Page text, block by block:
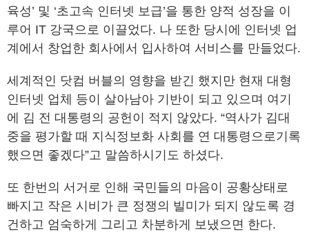
육성’ 및 ‘초고속 인터넷 보급’을 통한 양적 성장을 이
루어 IT 강국으로 이끌었다. 나 또한 당시에 인터넷 업
계에서 창업한 회사에서 입사하여 서비스를 만들었다.
세계적인 닷컴 버블의 영향을 받긴 했지만 현재 대형
인터넷 업체 등이 살아남아 기반이 되고 있으며 여기
에 김 전 대통령의 공헌이 적지 않았다. “역사가 김대
중을 평가할 때 지식정보화 사회를 연 대통령으로기록
했으면 좋겠다”고 말씀하시기도 하셨다.
또 한번의 서거로 인해 국민들의 마음이 공황상태로
빠지고 작은 시비가 큰 정쟁의 빌미가 되지 않도록 경
건하고 엄숙하게 그리고 차분하게 보냈으면 한다.